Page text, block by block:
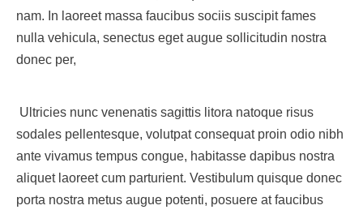
nam. In laoreet massa faucibus sociis suscipit fames
nulla vehicula, senectus eget augue sollicitudin nostra
donec per,
Ultricies nunc venenatis sagittis litora natoque risus
sodales pellentesque, volutpat consequat proin odio nibh
ante vivamus tempus congue, habitasse dapibus nostra
aliquet laoreet cum parturient. Vestibulum quisque donec
porta nostra metus augue potenti, posuere at faucibus